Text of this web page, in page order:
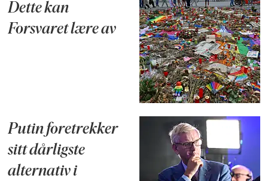
Dette kan
Forsvaret lære av
Putin foretrekker
sitt dårligste
alternativ i